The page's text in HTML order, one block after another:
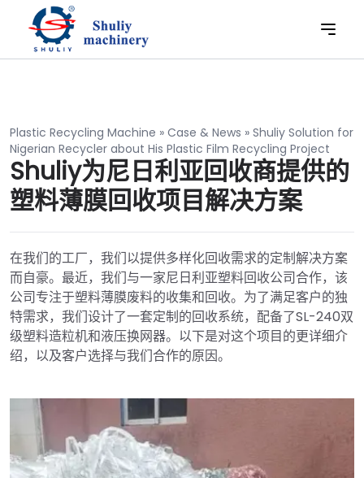
Plastic Recycling Machine » Case & News » Shuliy Solution for
Nigerian Recycler about His Plastic Film Recycling Project
Shuliy为尼日利亚回收商提供的
塑料薄膜回收项目解决方案
在我们的工厂，我们以提供多样化回收需求的定制解决方案
而自豪。最近，我们与一家尼日利亚塑料回收公司合作，该
公司专注于塑料薄膜废料的收集和回收。为了满足客户的独
特需求，我们设计了一套定制的回收系统，配备了SL-240双
级塑料造粒机和液压换网器。以下是对这个项目的更详细介
绍，以及客户选择与我们合作的原因。